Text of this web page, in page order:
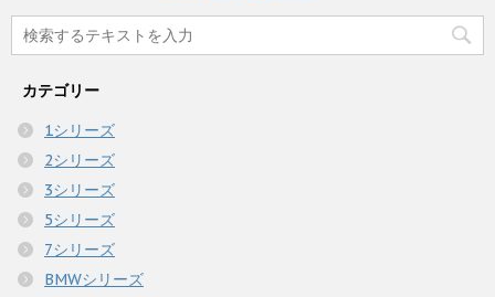
カテゴリー
1シリーズ
2シリーズ
3シリーズ
5シリーズ
7シリーズ
BMWシリーズ